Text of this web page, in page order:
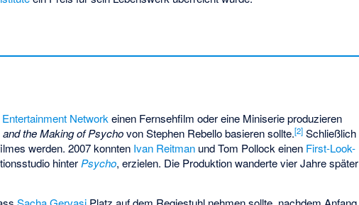
Networkeinen Fernsehfilm oder eine Miniserie produzieren
the Making of PsychovonStephen Rebellobasieren sollte.[2] Schließlich
werden. 2007 konnten Ivan Reitman und Tom Pollock einen First-Look-
hinterPsycho, erzielen. Die Produktion wanderte vier Jahre später